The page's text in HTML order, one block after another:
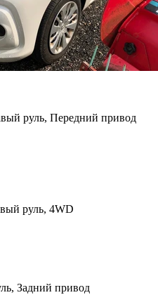
руль, Передний привод
руль, 4WD
Задний привод